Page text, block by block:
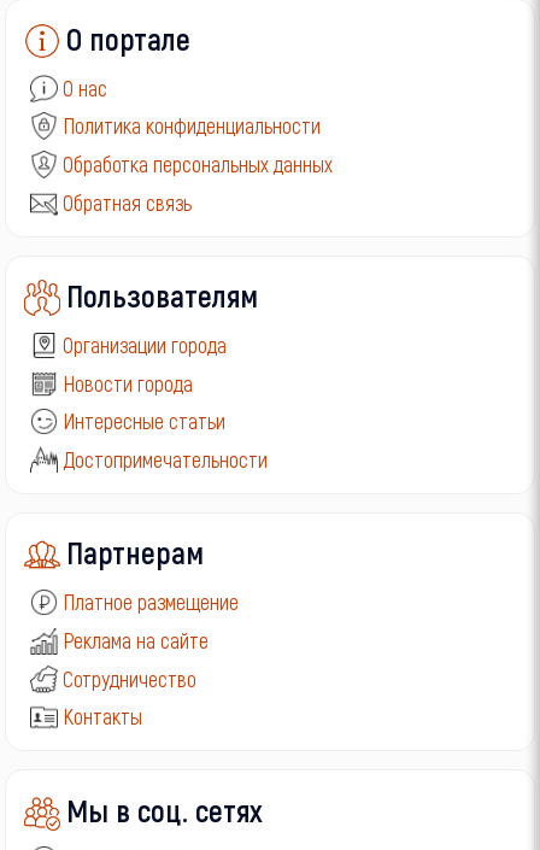
О портале
О нас
Политика конфиденциальности
Обработка персональных данных
Обратная связь
Пользователям
Организации города
Новости города
Интересные статьи
Достопримечательности
Партнерам
Платное размещение
Реклама на сайте
Сотрудничество
Контакты
Мы в соц. сетях